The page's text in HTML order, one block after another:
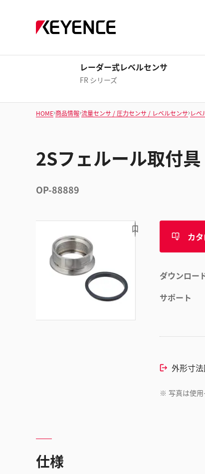
レーダー式レベルセンサ
FR シリーズ
HOME 商品情報 流量センサ / 圧力センサ / レベルセンサ レベ
2Sフェルール取付具
OP-88889
カ
ダウンロー
サポート
外形寸
※ 写真は使
仕様